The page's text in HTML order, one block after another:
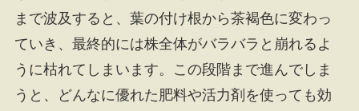
まで波及すると、葉の付け根から茶褐色に変わっ
ていき、最終的には株全体がバラバラと崩れるよ
うに枯れてしまいます。この段階まで進んでしま
うと、どんなに優れた肥料や活力剤を使っても効